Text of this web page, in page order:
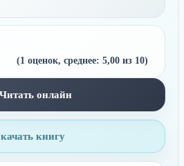
(1 оценок, среднее: 5,00 из 10)
Читать онлайн
книгу